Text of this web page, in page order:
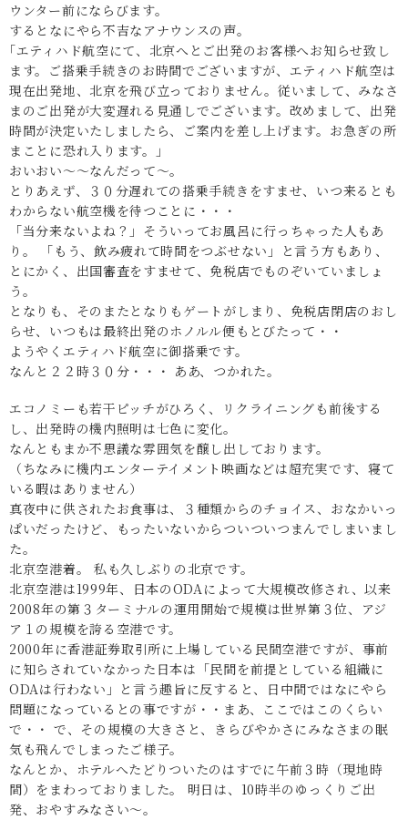
ウンター前にならびます。
するとなにやら不吉なアナウンスの声。
｢エティハド航空にて、北京へとご出発のお客様へお知らせ致し
ます。ご搭乗手続きのお時間でございますが、エティハド航空は
現在出発地、北京を飛び立っておりません。従いまして、みなさ
まのご出発が大変遅れる見通しでございます。改めまして、出発
時間が決定いたしましたら、ご案内を差し上げます。お急ぎの所
まことに恐れ入ります。｣
おいおい～～なんだって～。
とりあえず、３０分遅れての搭乗手続きをすませ、いつ来るとも
わからない航空機を待つことに・・・
「当分来ないよね？」そういってお風呂に行っちゃった人もあ
り。 「もう、飲み疲れて時間をつぶせない」と言う方もあり、
とにかく、出国審査をすませて、免税店でものぞいていましょ
う。
となりも、そのまたとなりもゲートがしまり、免税店閉店のおし
らせ、いつもは最終出発のホノルル便もとびたって・・
ようやくエティハド航空に御搭乗です。
なんと２２時３０分・・・ ああ、つかれた。
エコノミーも若干ピッチがひろく、リクライニングも前後する
し、出発時の機内照明は七色に変化。
なんともまか不思議な雰囲気を醸し出しております。
（ちなみに機内エンターテイメント映画などは超充実です、寝て
いる暇はありません）
真夜中に供されたお食事は、３種類からのチョイス、おなかいっ
ぱいだったけど、もったいないからついついつまんでしまいまし
た。
北京空港着。 私も久しぶりの北京です。
北京空港は1999年、日本のODAによって大規模改修され、以来
2008年の第３ターミナルの運用開始で規模は世界第３位、アジ
ア１の規模を誇る空港です。
2000年に香港証券取引所に上場している民間空港ですが、事前
に知らされていなかった日本は「民間を前提としている組織に
ODAは行わない」と言う趣旨に反すると、日中間ではなにやら
問題になっているとの事ですが・・まあ、ここではこのくらい
で・・ で、その規模の大きさと、きらびやかさにみなさまの眠
気も飛んでしまったご様子。
なんとか、ホテルへたどりついたのはすでに午前３時（現地時
間）をまわっておりました。 明日は、10時半のゆっくりご出
発、おやすみなさい～。